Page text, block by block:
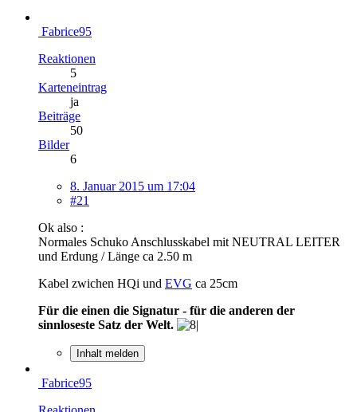
Fabrice95
Reaktionen
5
Karteneintrag
ja
Beiträge
50
Bilder
6
8. Januar 2015 um 17:04
#21
Ok also :
Normales Schuko Anschlusskabel mit NEUTRAL LEITER
und Erdung / Länge ca 2.50 m
Kabel zwichen HQi und EVG ca 25cm
Für die einen die Signatur - für die anderen der
sinnloseste Satz der Welt.
Inhalt melden
Fabrice95